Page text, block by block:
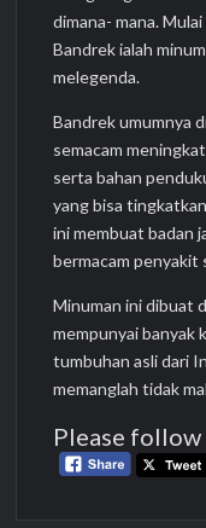
dimana- mana.
Bandrek ialah
melegenda.
Bandrek umumnya
semacam
serta bahan
yang bisa
ini membuat badan
bermacam penyakit
Minuman ini dibuat
mempunyai banyak
tumbuhan asli dari
memanglah tidak
Please follow